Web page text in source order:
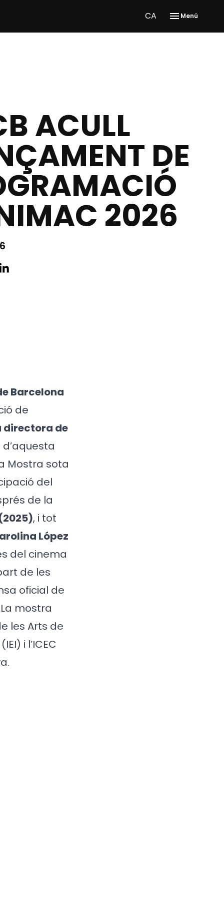
CA Menú
ACULL
DE
2026
Barcelona
de
directora de
Mostra sota
del
de la
, i tot
López
del cinema
de les
oficial de
mostra
les Arts de
i l’ICEC